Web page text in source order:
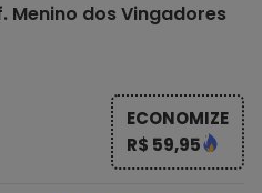
Menino dos Vingadores
ECONOMIZE
R$ 59,95